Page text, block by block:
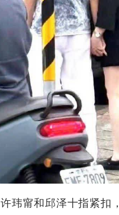
许玮甯和邱泽十指紧扣